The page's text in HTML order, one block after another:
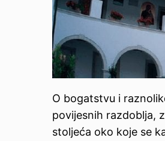
O bogatstvu i
povijesnih razdoblja,
stoljeća oko koje se